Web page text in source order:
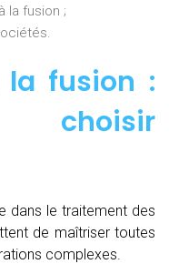
la fusion ;
la fusion :
dans le traitement des
de maîtriser toutes
complexes.